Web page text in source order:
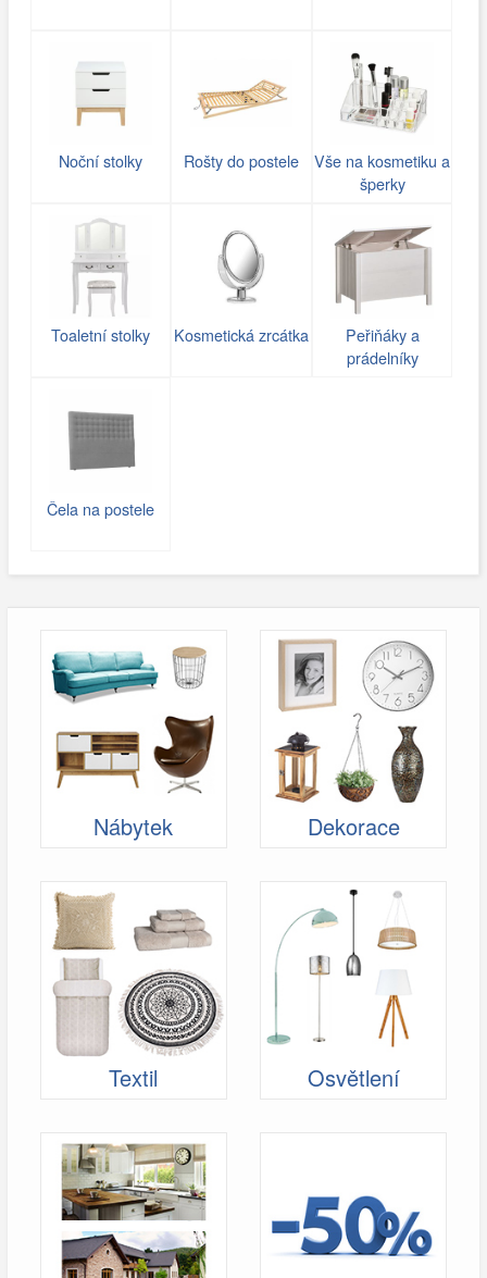
Noční stolky Rošty do postele
Vše na kosmetiku a
šperky
Toaletní stolky Kosmetická zrcátka
Peřiňáky a
prádelníky
Čela na postele
Nábytek Dekorace
Textil Osvětlení